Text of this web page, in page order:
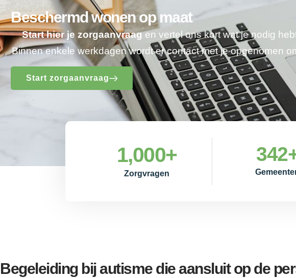
Beschermd wonen op maat
Start hier je zorgaanvraagen vertel ons kort wat je nodig
Binnen enkele werkdagen wordt er contact met je opgenomen
Start zorgaanvraag
Zorgvragen
1,000+ 342
Begeleiding bij autisme die aansluit op de